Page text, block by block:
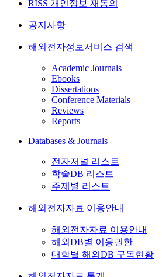
RISS 개인정보 재동의
공지사항
해외전자정보서비스 검색
Academic Journals
Ebooks
Dissertations
Conference Materials
Reviews
Reports
Databases & Journals
전자저널 리스트
학술DB 리스트
주제별 리스트
해외전자자료 이용안내
해외전자자료 이용안내
해외DB별 이용권한
대학별 해외DB 구독현황